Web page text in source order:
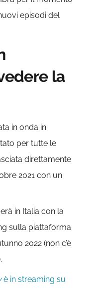
episodi del
la
in onda in
per tutte le
direttamente
2021 con un
in Italia con la
sulla piattaforma
2022 (non c’è
è in streaming su